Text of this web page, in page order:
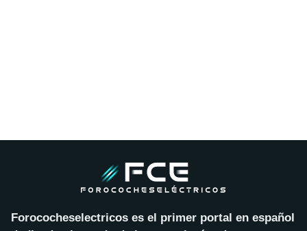
Forococheselectricos es el primer portal en español